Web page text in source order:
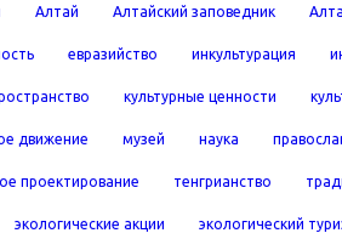
Алтай Алтайский заповедник
евразийство инкультурация
культурные ценности
движение музей наука
проектирование тенгрианство
экологические акции экологический